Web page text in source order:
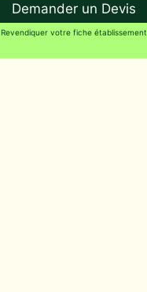
Demander un Devis
Revendiquer votre fiche établissement